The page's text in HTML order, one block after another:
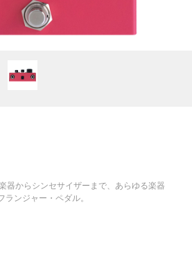
器からシンセサイザーまで、あらゆる楽器
ランジャー・ペダル。